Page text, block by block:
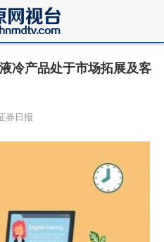
冷产品处于市场拓展及客
券日报